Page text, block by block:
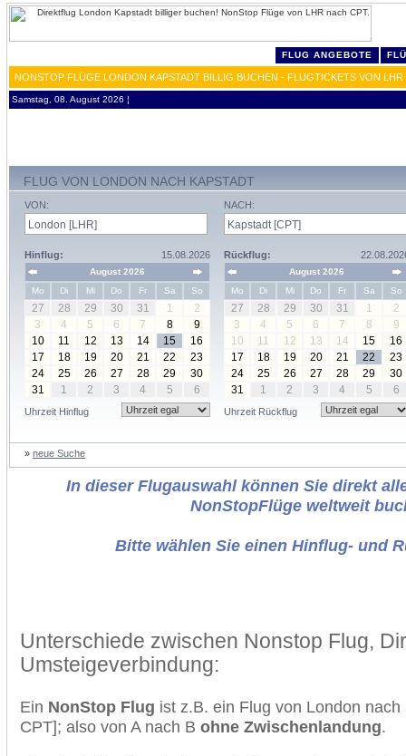
FLUG ANGEBOTE
NONSTOP FLÜGE LONDON KAPSTADT BILLIG BUCHEN - FLUGTICKETS VON LHR
Samstag, 08. August 2026 ¦
FLUG VON LONDON NACH KAPSTADT
VON:
Hinflug: 15.08.2026
August 2026
Mo
Di Mi Do Fr Sa So
27 28 29 30 31 1
2
3
4 5 6 7 8
9
10
11 12 13 14 15
16
17
18 19 20 21 22
23
24
25 26 27 28 29
30
31
1 2 3 4 5 6
Uhrzeit Hinflug
NACH:
Rückflug:
August 2026
Mo
Di Mi Do Fr Sa So
27 28 29 30 31 1
2
3
4 5 6 7 8
9
10
11 12 13 14 15
16
17
18 19 20 21 22
23
24
25 26 27 28 29
30
31
1 2 3 4 5 6
Uhrzeit Rückflug
» neue Suche
In dieser Flugauswahl können Sie direkt
NonStopFlüge weltweit
Bitte wählen Sie einen Hinflug- und
Unterschiede zwischen Nonstop Flug,
Umsteigeverbindung:
Ein NonStop Flug ist z.B. ein Flug von London
CPT]; also von A nach B ohne Zwischenlandung.